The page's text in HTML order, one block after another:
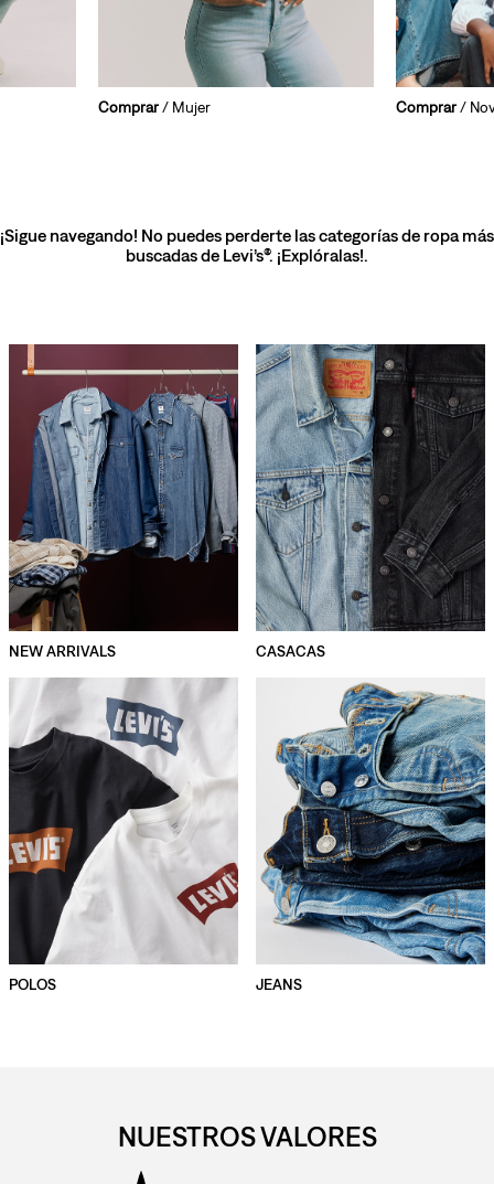
Comprar/ Mujer Comprar/
¡Sigue navegando! No puedes perderte las categorías de ropa más
buscadas de Levi’s®. ¡Explóralas!.
NEW ARRIVALS CASACAS
POLOS JEANS
NUESTROS VALORES